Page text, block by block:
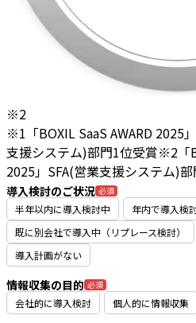
※2
※1「BOXIL SaaS AWARD 2025
支援システム)部門1位受賞※2「
2025」SFA(営業支援システム)
導入検討のご状況 必須
半年以内に導入検討中
年内で導入検
既に別会社で導入中（リプレース検討）
導入計画がない
情報収集の目的 必須
会社的に導入検討 個人的に情報収集